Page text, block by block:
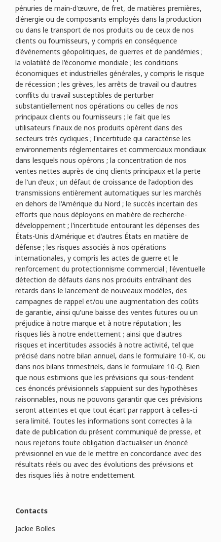
pénuries de main-d'œuvre, de fret, de matières premières,
d'énergie ou de composants employés dans la production
ou dans le transport de nos produits ou de ceux de nos
clients ou fournisseurs, y compris en conséquence
d'événements géopolitiques, de guerres et de pandémies ;
la volatilité de l'économie mondiale ; les conditions
économiques et industrielles générales, y compris le risque
de récession ; les grèves, les arrêts de travail ou d'autres
conflits du travail susceptibles de perturber
substantiellement nos opérations ou celles de nos
principaux clients ou fournisseurs ; le fait que les
utilisateurs finaux de nos produits opèrent dans des
secteurs très cycliques ; l'incertitude qui caractérise les
environnements réglementaires et commerciaux mondiaux
dans lesquels nous opérons ; la concentration de nos
ventes nettes auprès de cinq clients principaux et la perte
de l'un d'eux ; un défaut de croissance de l'adoption des
transmissions entièrement automatiques sur les marchés
en dehors de l'Amérique du Nord ; le succès incertain des
efforts que nous déployons en matière de recherche-
développement ; l'incertitude entourant les dépenses des
États-Unis d'Amérique et d'autres États en matière de
défense ; les risques associés à nos opérations
internationales, y compris les actes de guerre et le
renforcement du protectionnisme commercial ; l'éventuelle
détection de défauts dans nos produits entraînant des
retards dans le lancement de nouveaux modèles, des
campagnes de rappel et/ou une augmentation des coûts
de garantie, ainsi qu'une baisse des ventes futures ou un
préjudice à notre marque et à notre réputation ; les
risques liés à notre endettement ; ainsi que d'autres
risques et incertitudes associés à notre activité, tel que
précisé dans notre bilan annuel, dans le formulaire 10-K, ou
dans nos bilans trimestriels, dans le formulaire 10-Q. Bien
que nous estimions que les prévisions qui sous-tendent
ces énoncés prévisionnels s'appuient sur des hypothèses
raisonnables, nous ne pouvons garantir que ces prévisions
seront atteintes et que tout écart par rapport à celles-ci
sera limité. Toutes les informations sont correctes à la
date de publication du présent communiqué de presse, et
nous rejetons toute obligation d'actualiser un énoncé
prévisionnel en vue de le mettre en concordance avec des
résultats réels ou avec des évolutions des prévisions et
des risques liés à notre endettement.
Contacts
Jackie Bolles